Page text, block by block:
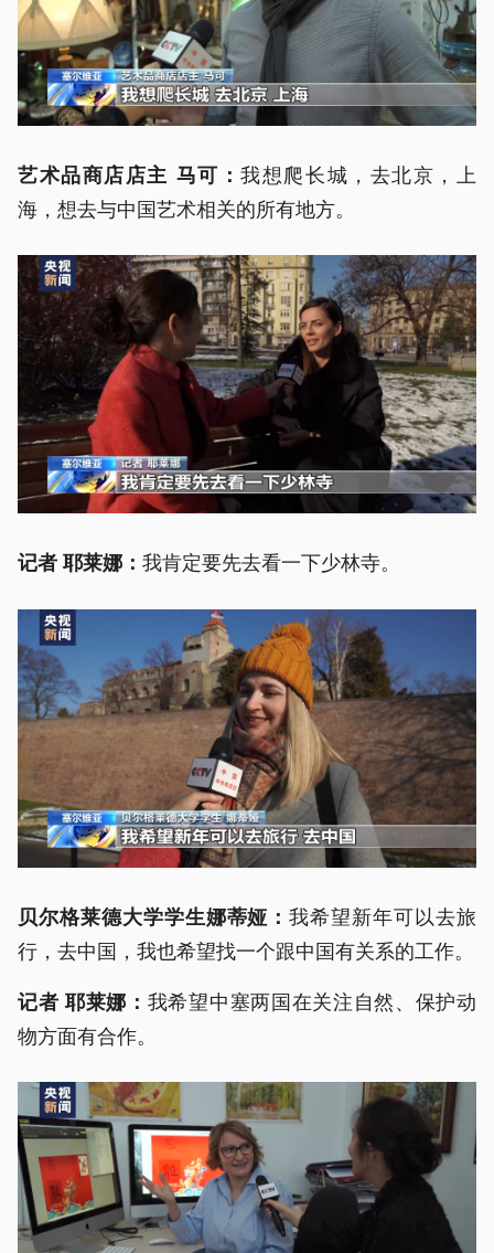
艺术品商店店主 马可：我想爬长城，去北京，上
海，想去与中国艺术相关的所有地方。
记者 耶莱娜： 我肯定要先去看一下少林寺。
贝尔格莱德大学学生娜蒂娅 ：我希望新年可以去旅
行，去中国，我也希望找一个跟中国有关系的工作。
记者 耶莱娜： 我希望中塞两国在关注自然、保护动
物方面有合作。